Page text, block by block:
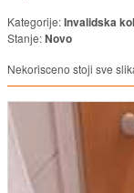
Kategorije:Invalidska
Stanje:Novo
Nekorisceno stoji sve